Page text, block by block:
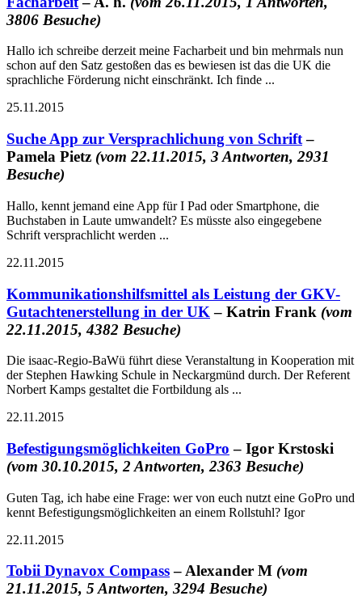
3806 Besuche)
Hallo ich schreibe derzeit meine Facharbeit und bin mehrmals nun
schon auf den Satz gestoßen das es bewiesen ist das die UK die
sprachliche Förderung nicht einschränkt. Ich finde ...
25.11.2015
Suche App zur Versprachlichung von Schrift–
Pamela Pietz (vom 22.11.2015, 3 Antworten, 2931
Besuche)
Hallo, kennt jemand eine App für I Pad oder Smartphone, die
Buchstaben in Laute umwandelt? Es müsste also eingegebene
Schrift versprachlicht werden ...
22.11.2015
Kommunikationshilfsmittel als Leistung der GKV-
Gutachtenerstellung in der UK – Katrin Frank (vom
22.11.2015, 4382 Besuche)
Die isaac-Regio-BaWü führt diese Veranstaltung in Kooperation mit
der Stephen Hawking Schule in Neckargmünd durch. Der Referent
Norbert Kamps gestaltet die Fortbildung als ...
22.11.2015
Befestigungsmöglichkeiten GoPro – Igor Krstoski
(vom 30.10.2015, 2 Antworten, 2363 Besuche)
Guten Tag, ich habe eine Frage: wer von euch nutzt eine GoPro und
kennt Befestigungsmöglichkeiten an einem Rollstuhl? Igor
22.11.2015
Tobii Dynavox Compass– Alexander M (vom
21.11.2015, 5 Antworten, 3294 Besuche)